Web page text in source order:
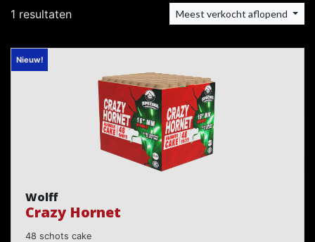
1 resultaten Meest verkocht aflopend
Nieuw!
Wolff
Crazy Hornet
48 schots cake